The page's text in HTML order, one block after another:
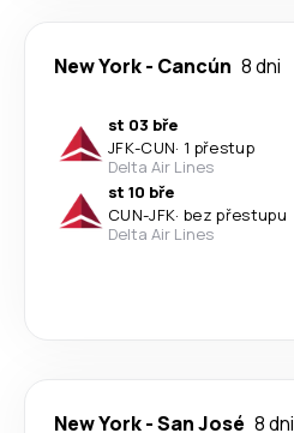
New York- Cancún 8 dni
st 03 bře
JFK-CUN· 1 přestup
Delta Air Lines
st 10 bře
CUN-JFK· bez přestupu
Delta Air Lines
New York-San José 8 dni